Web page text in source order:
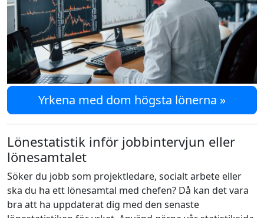
Yrkena med dom högsta lönerna »
Lönestatistik inför jobbintervjun eller
lönesamtalet
Söker du jobb som projektledare, socialt arbete eller
ska du ha ett lönesamtal med chefen? Då kan det vara
bra att ha uppdaterat dig med den senaste